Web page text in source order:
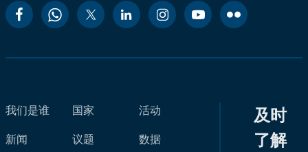
我们是谁
新闻
国家
议题
活动
数据
及时
了解